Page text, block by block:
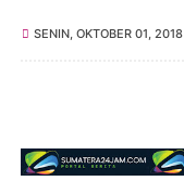
SENIN, OKTOBER 01, 2018